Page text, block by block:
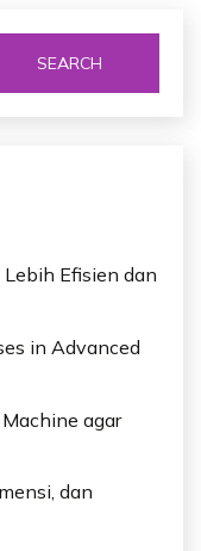
SEARCH
Efisien dan
in Advanced
agar
dan